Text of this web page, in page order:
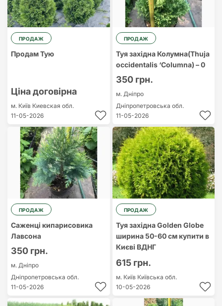
ПРОДАЖ
Продам Тую
Ціна договірна
м. Київ Киевская обл.
11-05-2026
ПРОДАЖ
Туя західна Колумна(Thuja
occidentalis ‘Columna) – 0
350 грн.
м. Дніпро
Дніпропетровська обл.
11-05-2026
ПРОДАЖ
Саженці кипарисовика
Лавсона
350 грн.
м. Дніпро
Дніпропетровська обл.
11-05-2026
ПРОДАЖ
Туя західна Golden Globe
ширина 50-60 см купити в
Києві ВДНГ
615 грн.
м. Київ Київська обл.
10-05-2026